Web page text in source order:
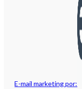
E-mail marketing por: